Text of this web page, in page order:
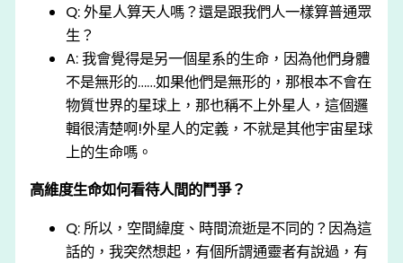
Q: 外星⼈算天⼈嗎？還是跟我們⼈⼀樣算普通眾
⽣？
A: 我會覺得是另⼀個星系的⽣命，因為他們⾝體
不是無形的……如果他們是無形的，那根本不會在
物質世界的星球上，那也稱不上外星⼈，這個邏
輯很清楚啊!外星⼈的定義，不就是其他宇宙星球
上的⽣命嗎。
高維度生命如何看待人間的鬥爭？
Q: 所以，空間緯度、時間流逝是不同的？因為這
話的，我突然想起，有個所謂通靈者有說過，有